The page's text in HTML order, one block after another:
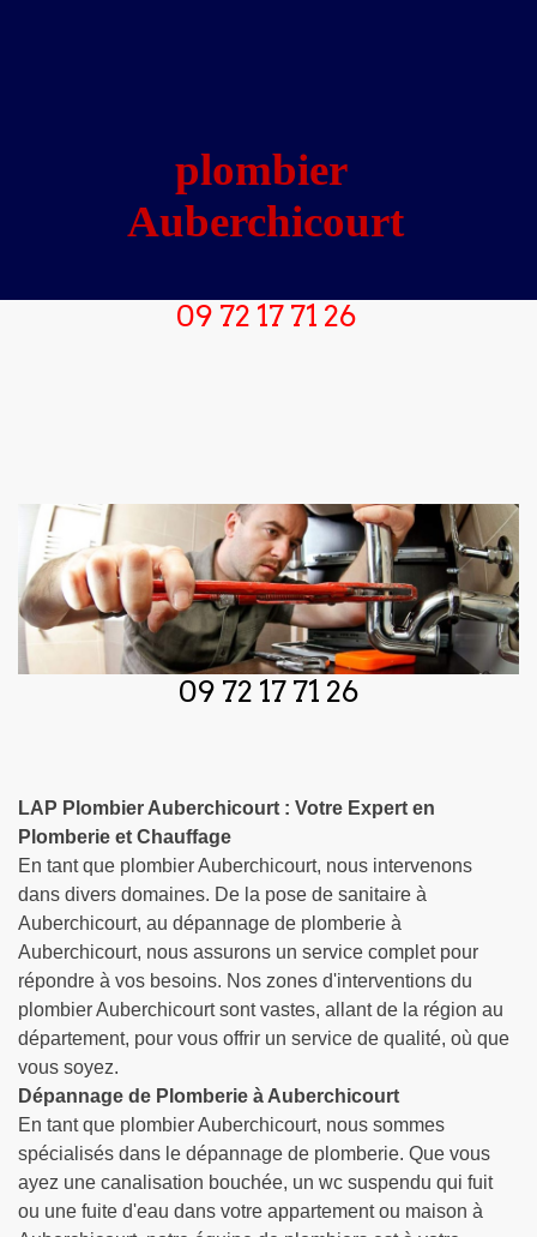
plombier
Auberchicourt
09 72 17 71 26
09 72 17 71 26
LAP Plombier Auberchicourt : Votre Expert en
Plomberie et Chauffage
En tant que plombier Auberchicourt, nous intervenons
dans divers domaines. De la pose de sanitaire à
Auberchicourt, au dépannage de plomberie à
Auberchicourt, nous assurons un service complet pour
répondre à vos besoins. Nos zones d'interventions du
plombier Auberchicourt sont vastes, allant de la région au
département, pour vous offrir un service de qualité, où que
vous soyez.
Dépannage de Plomberie à Auberchicourt
En tant que plombier Auberchicourt, nous sommes
spécialisés dans le dépannage de plomberie. Que vous
ayez une canalisation bouchée, un wc suspendu qui fuit
ou une fuite d'eau dans votre appartement ou maison à